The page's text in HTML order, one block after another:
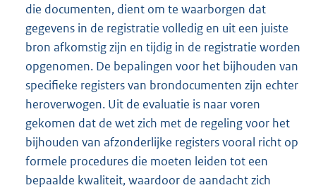
die documenten, dient om te waarborgen dat
gegevens in de registratie volledig en uit een juiste
bron afkomstig zijn en tijdig in de registratie worden
opgenomen. De bepalingen voor het bijhouden van
specifieke registers van brondocumenten zijn echter
heroverwogen. Uit de evaluatie is naar voren
gekomen dat de wet zich met de regeling voor het
bijhouden van afzonderlijke registers vooral richt op
formele procedures die moeten leiden tot een
bepaalde kwaliteit, waardoor de aandacht zich